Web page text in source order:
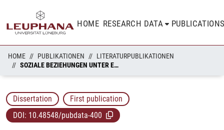
HOME RESEARCH DATA
HOME PUBLIKATIONEN
LITERATURPUBLIKATIONEN
SOZIALE BEZIEHUNGEN UNTER EXKLUSIONSBEDINGUNGEN: ZUM ZUSAMMENHANG VON ÜBERSCHULDUNG, VERBRAUCHERINSOLVENZ UND SOZIALKAPITAL
Dissertation
First publication
DOI: 10.48548/pubdata-400